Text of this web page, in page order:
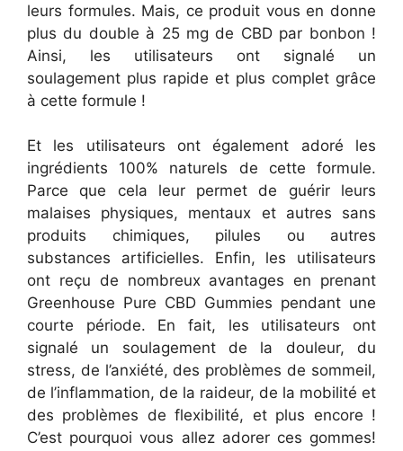
leurs formules. Mais, ce produit vous en donne
plus du double à 25 mg de CBD par bonbon !
Ainsi, les utilisateurs ont signalé un
soulagement plus rapide et plus complet grâce
à cette formule !
Et les utilisateurs ont également adoré les
ingrédients 100% naturels de cette formule.
Parce que cela leur permet de guérir leurs
malaises physiques, mentaux et autres sans
produits chimiques, pilules ou autres
substances artificielles. Enfin, les utilisateurs
ont reçu de nombreux avantages en prenant
Greenhouse Pure CBD Gummies pendant une
courte période. En fait, les utilisateurs ont
signalé un soulagement de la douleur, du
stress, de l’anxiété, des problèmes de sommeil,
de l’inflammation, de la raideur, de la mobilité et
des problèmes de flexibilité, et plus encore !
C’est pourquoi vous allez adorer ces gommes!